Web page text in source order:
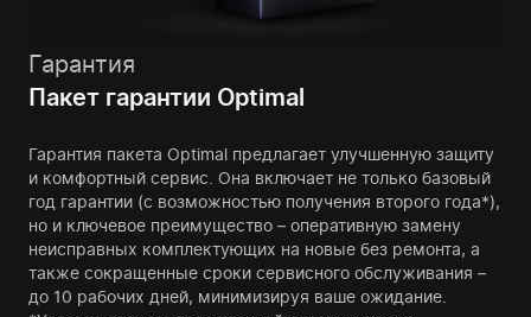
Гарантия
Пакет гарантии Optimal
Гарантия пакета Optimal предлагает улучшенную защиту
и комфортный сервис. Она включает не только базовый
год гарантии (с возможностью получения второго года*),
но и ключевое преимущество – оперативную замену
неисправных комплектующих на новые без ремонта, а
также сокращенные сроки сервисного обслуживания –
до 10 рабочих дней, минимизируя ваше ожидание.